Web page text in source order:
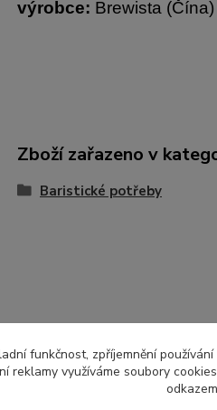
výrobce: Brewista (Čína)
Zboží zařazeno v
Baristické potřeby
funkčnost, zpříjemnění
reklamy využíváme soubory